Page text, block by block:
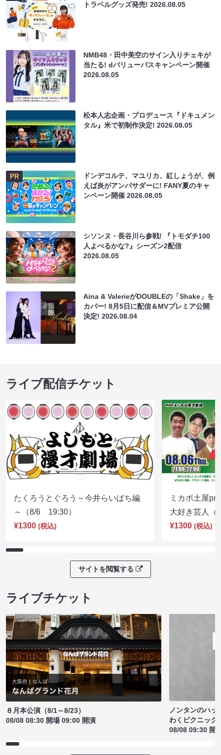
トラベルグッズ発売!2026.08.05
NMB48・田中美空のサイン入りチェキが
当たる! dバリューパスキャンペーン開催
2026.08.05
松本人志企画・プロデュース『ドキュメン
タル』米で初制作決定!2026.08.05
PR
ドンデコルテ、マユリカ、紅しょうが、例
えば炎がアンバサダーに! FANY夏のキャ
ンペーン開催2026.08.05
シソンヌ・長谷川ら参戦! 『トモダチ100
人よべるかな?』シーズン2配信
2026.08.05
Aina & ValerieがDOUBLEの「Shake」を
カバー! 8月5日に配信＆MVプレミア公開
決定!2026.08.04
ライブ配信チケット
たくろうとぐろう～今井らいぱち編
～（8/6 19:30）
¥1300 (税込)
ミカボ土屋
大好き芸人
¥1300 (税込)
サイトを閲覧する
ライブチケット
８月本公演（8/1～8/23）
08/08 08:30 開場 09:00 開演
ノンタンのハッ
わくピクニック
08/08 09:30 開